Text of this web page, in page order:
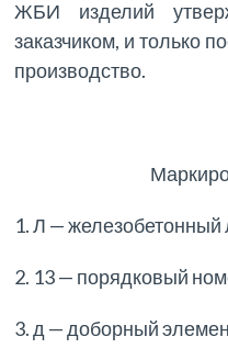
ЖБИ изделий
заказчиком, и только
производство.
1. Л — железобетонный
2. 13 — порядковый
3. д — доборный